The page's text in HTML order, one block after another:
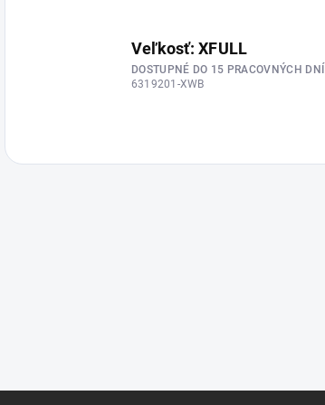
Veľkosť: XFULL
DOSTUPNÉ DO 15 PRACOVNÝCH DNÍ
6319201-XWB